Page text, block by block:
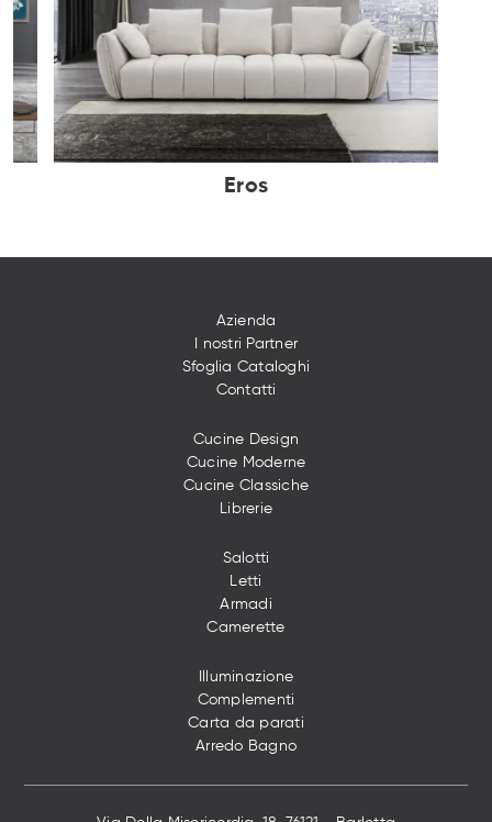
Eros
Azienda
I nostri Partner
Sfoglia Cataloghi
Contatti
Cucine Design
Cucine Moderne
Cucine Classiche
Librerie
Salotti
Letti
Armadi
Camerette
Illuminazione
Complementi
Carta da parati
Arredo Bagno